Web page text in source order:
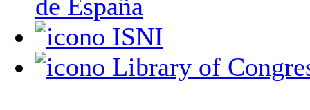
de España
ISNI
Library of